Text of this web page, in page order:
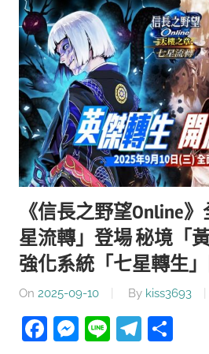
達
人
推
薦
戲
科
自
媒
體。
《信長之野望Online
星流轉」登場 秘境「
強化系統「七星轉生
On 2025-09-10 By kiss3693
Facebook
Messenger
Line